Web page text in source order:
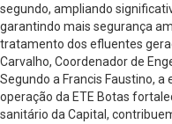
segundo, ampliando
garantindo mais segurança
tratamento dos efluentes
Carvalho, Coordenador de
Segundo a Francis Faustino,
operação da ETE Botas
sanitário da Capital,